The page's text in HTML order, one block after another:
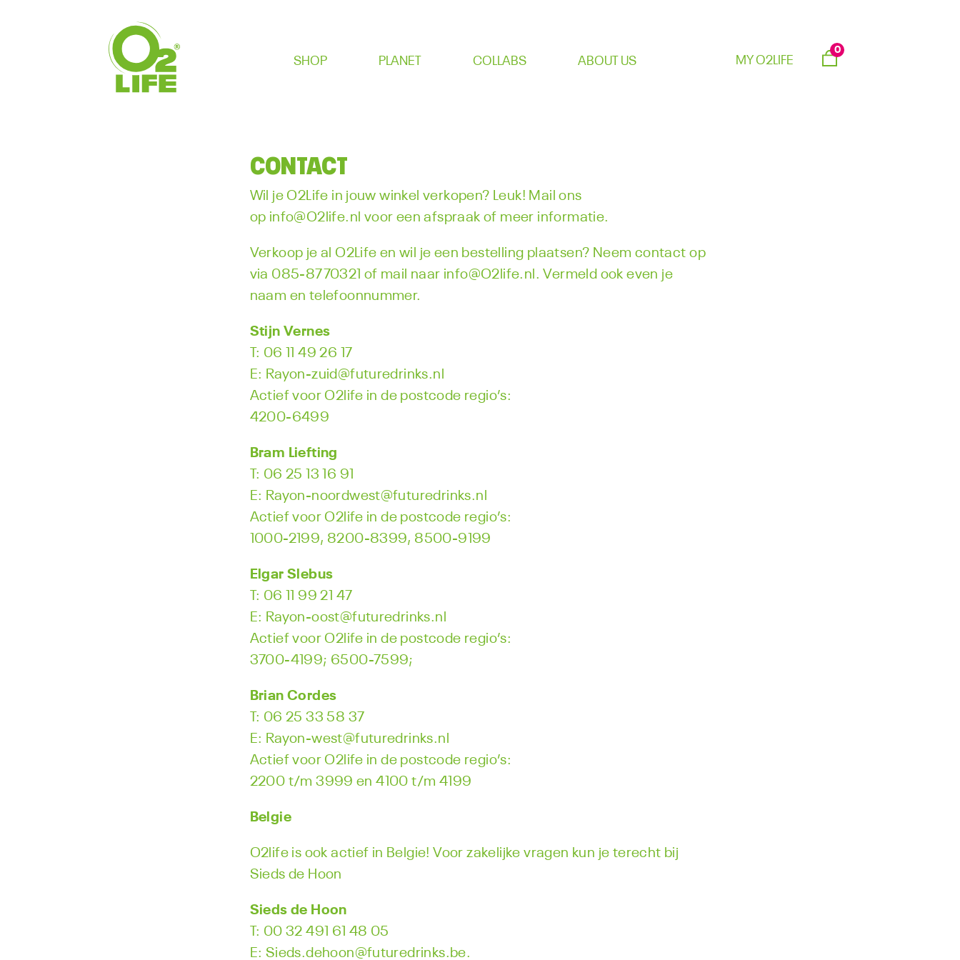
SHOP PLANET COLLABS ABOUT US MY O2LIFE
0
CONTACT
Wil je O2Life in jouw winkel verkopen? Leuk! Mail ons
op info@O2life.nl voor een afspraak of meer informatie.
Verkoop je al O2Life en wil je een bestelling plaatsen? Neem contact op
via 085-8770321 of mail naar info@O2life.nl. Vermeld ook even je
naam en telefoonnummer.
Stijn Vernes
T: 06 11 49 26 17
E: Rayon-zuid@futuredrinks.nl
Actief voor O2life in de postcode regio’s:
4200-6499
Bram Liefting
T: 06 25 13 16 91
E: Rayon-noordwest@futuredrinks.nl
Actief voor O2life in de postcode regio’s:
1000-2199, 8200-8399, 8500-9199
Elgar Slebus
T: 06 11 99 21 47
E: Rayon-oost@futuredrinks.nl
Actief voor O2life in de postcode regio’s:
3700-4199; 6500-7599;
Brian Cordes
T: 06 25 33 58 37
E: Rayon-west@futuredrinks.nl
Actief voor O2life in de postcode regio’s:
2200 t/m 3999 en 4100 t/m 4199
Belgie
O2life is ook actief in Belgie! Voor zakelijke vragen kun je terecht bij
Sieds de Hoon
Sieds de Hoon
T: 00 32 491 61 48 05
E: Sieds.dehoon@futuredrinks.be.